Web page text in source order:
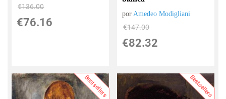
€136.00
€76.16
por Amedeo Modigliani
€147.00
€82.32
Bestsellers Bestsellers